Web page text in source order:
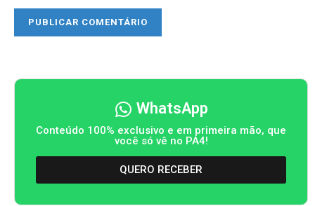
WhatsApp
Conteúdo 100% exclusivo e em primeira mão, que
você só vê no PA4!
QUERO RECEBER